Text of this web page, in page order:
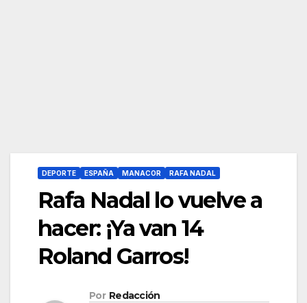
DEPORTE ESPAÑA MANACOR RAFA NADAL
Rafa Nadal lo vuelve a
hacer: ¡Ya van 14
Roland Garros!
Por Redacción